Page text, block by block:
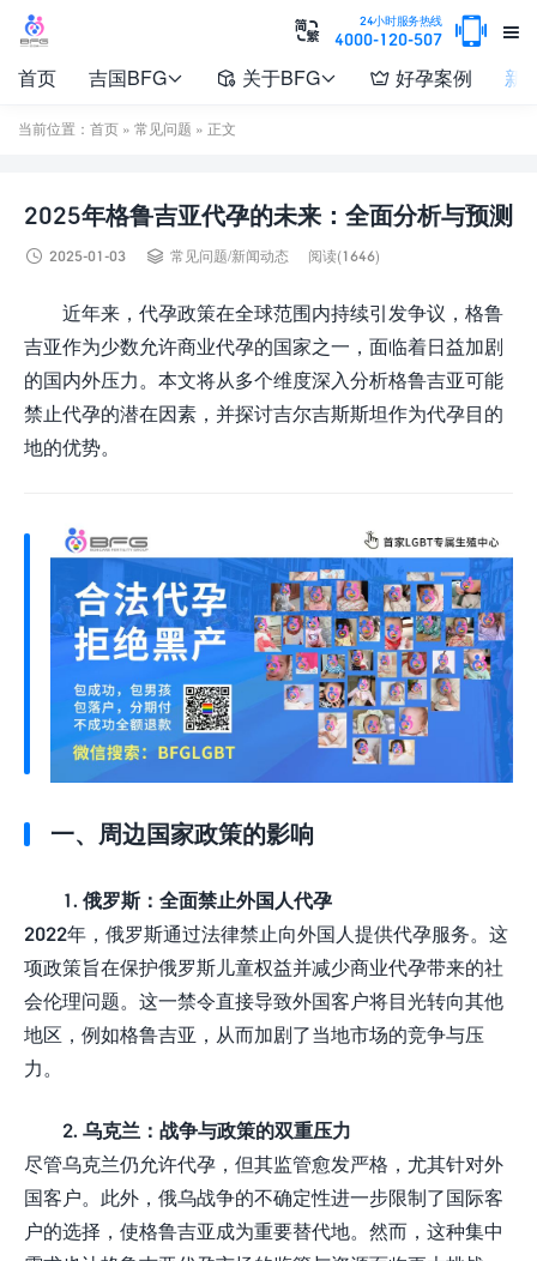

24小时服务热线
4000-120-507 

首页 吉国BFG  关于BFG  好孕案例 新
当前位置： 首页 » 常见问题 » 正文
2025年格鲁吉亚代孕的未来：全面分析与预测
 2025-01-03  常见问题/新闻动态 阅读(1646)
近年来，代孕政策在全球范围内持续引发争议，格鲁
吉亚作为少数允许商业代孕的国家之一，面临着日益加剧
的国内外压力。本文将从多个维度深入分析格鲁吉亚可能
禁止代孕的潜在因素，并探讨吉尔吉斯斯坦作为代孕目的
地的优势。
一、周边国家政策的影响
1. 俄罗斯：全面禁止外国人代孕
2022年，俄罗斯通过法律禁止向外国人提供代孕服务。这
项政策旨在保护俄罗斯儿童权益并减少商业代孕带来的社
会伦理问题。这一禁令直接导致外国客户将目光转向其他
地区，例如格鲁吉亚，从而加剧了当地市场的竞争与压
力。
2. 乌克兰：战争与政策的双重压力
尽管乌克兰仍允许代孕，但其监管愈发严格，尤其针对外
国客户。此外，俄乌战争的不确定性进一步限制了国际客
户的选择，使格鲁吉亚成为重要替代地。然而，这种集中